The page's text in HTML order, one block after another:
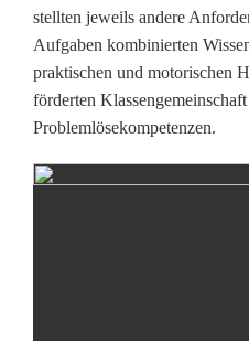
r
e
u
h
stellten jeweils andere
Aufgaben kombinierten
praktischen und motorischen
förderten
Problemlösekompetenzen.